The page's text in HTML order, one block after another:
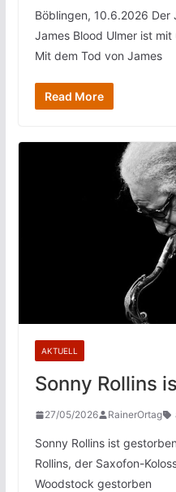
Böblingen, 10.6.2026
James Blood Ulmer ist
Mit dem Tod von James
Read More
AKTUELL
Sonny Rollins
27/05/2026 RainerOrtag
Sonny Rollins ist
Rollins, der Saxofon-
Woodstock gestorben